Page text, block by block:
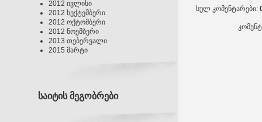
2012 ივლისი
2012 სექტემბერი
2012 ოქტომბერი
2012 ნოემბერი
2013 თებერვალი
2015 მარტი
საიტის მეგობრები
სულ კომენტარები: